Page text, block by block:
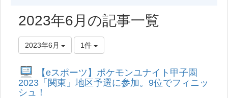
2023年6月の記事一覧
2023年6月 1件
【eスポーツ】ポケモンユナイト甲子園
2023「関東」地区予選に参加。9位でフィニッ
シュ！